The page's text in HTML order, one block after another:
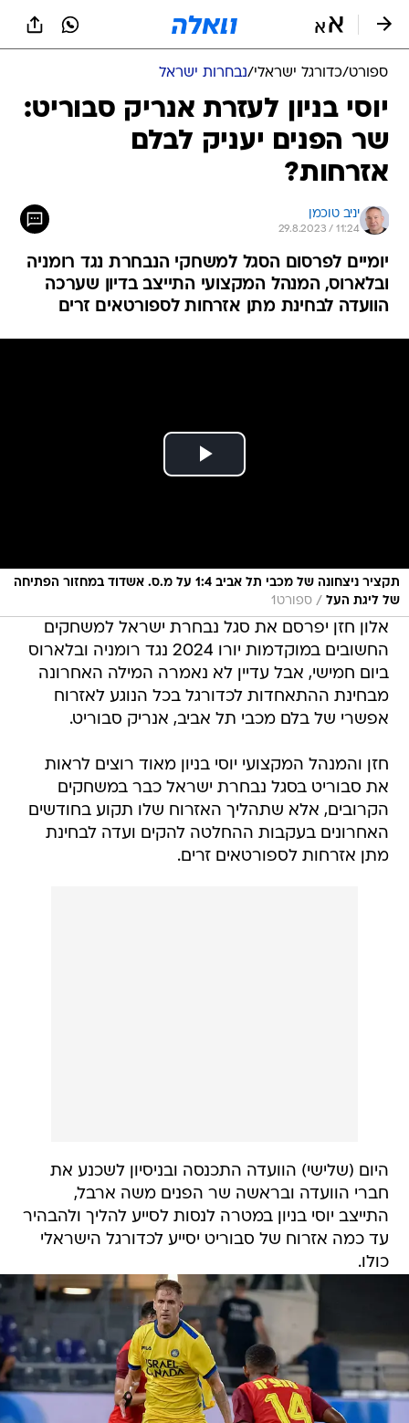
ספורט/כדורגל ישראלי/נבחרות ישראל
יוסי בניון לעזרת אנריק סבוריט:
שר הפנים יעניק לבלם
אזרחות?
יניב טוכמן
29.8.2023 / 11:24
יומיים לפרסום הסגל למשחקי הנבחרת נגד רומניה
ובלארוס, המנהל המקצועי התייצב בדיון שערכה
הוועדה לבחינת מתן אזרחות לספורטאים זרים
תקציר ניצחונה של מכבי תל אביב 1:4 על מ.ס. אשדוד במחזור הפתיחה
של ליגת העל / ספורט1
אלון חזן יפרסם את סגל נבחרת ישראל למשחקים
החשובים במוקדמות יורו 2024 נגד רומניה ובלארוס
ביום חמישי, אבל עדיין לא נאמרה המילה האחרונה
מבחינת ההתאחדות לכדורגל בכל הנוגע לאזרוח
אפשרי של בלם מכבי תל אביב, אנריק סבוריט.
חזן והמנהל המקצועי יוסי בניון מאוד רוצים לראות
את סבוריט בסגל נבחרת ישראל כבר במשחקים
הקרובים, אלא שתהליך האזרוח שלו תקוע בחודשים
האחרונים בעקבות ההחלטה להקים ועדה לבחינת
מתן אזרחות לספורטאים זרים.
היום (שלישי) הוועדה התכנסה ובניסיון לשכנע את
חברי הוועדה ובראשה שר הפנים משה ארבל,
התייצב יוסי בניון במטרה לנסות לסייע להליך ולהבהיר
עד כמה אזרוח של סבוריט יסייע לכדורגל הישראלי
כולו.